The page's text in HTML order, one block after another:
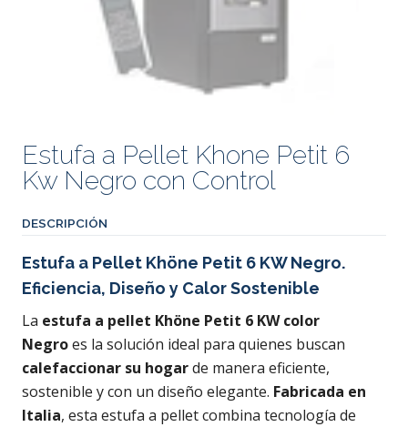
Estufa a Pellet Khone Petit 6
Kw Negro con Control
DESCRIPCIÓN
Estufa a Pellet Khöne Petit 6 KW Negro.
Eficiencia, Diseño y Calor Sostenible
La estufa a pellet Khöne Petit 6 KW color
Negroes la solución ideal para quienes buscan
calefaccionar su hogarde manera eficiente,
sostenible y con un diseño elegante. Fabricada en
Italia, esta estufa a pellet combina tecnología de